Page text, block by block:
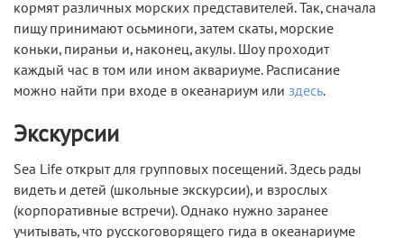
кормят различных морских представителей. Так, сначала
пищу принимают осьминоги, затем скаты, морские
коньки, пираньи и, наконец, акулы. Шоу проходит
каждый час в том или ином аквариуме. Расписание
можно найти при входе в океанариум или здесь.
Экскурсии
Sea Life открыт для групповых посещений. Здесь рады
видеть и детей (школьные экскурсии), и взрослых
(корпоративные встречи). Однако нужно заранее
учитывать, что русскоговорящего гида в океанариуме